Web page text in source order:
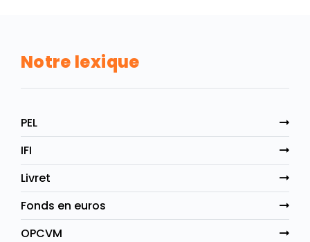
Notre lexique
PEL
IFI
Livret
Fonds en euros
OPCVM